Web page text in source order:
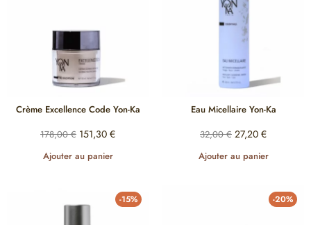
Crème Excellence Code Yon-Ka
178,00€ 151,30 €
Ajouter au panier
Eau Micellaire Yon-Ka
32,00€ 27,20 €
Ajouter au panier
-15% -20%